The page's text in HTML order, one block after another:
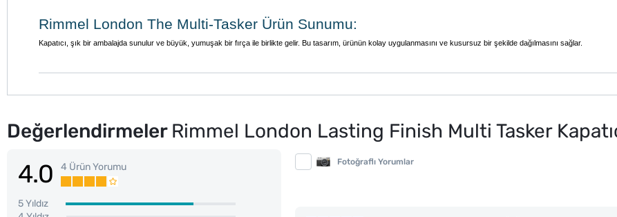
Rimmel London The Multi-Tasker Ürün Sunumu:
Kapatıcı, şık bir ambalajda sunulur ve büyük, yumuşak bir fırça ile birlikte gelir. Bu tasarım, ürünün kolay uygulanmasını ve kusursuz bir şekilde dağılmasını sağlar.
Değerlendirmeler Rimmel London Lasting Finish Multi Tasker
4.0 4 Ürün Yorumu
5 Yıldız
Fotoğraflı Yorumlar